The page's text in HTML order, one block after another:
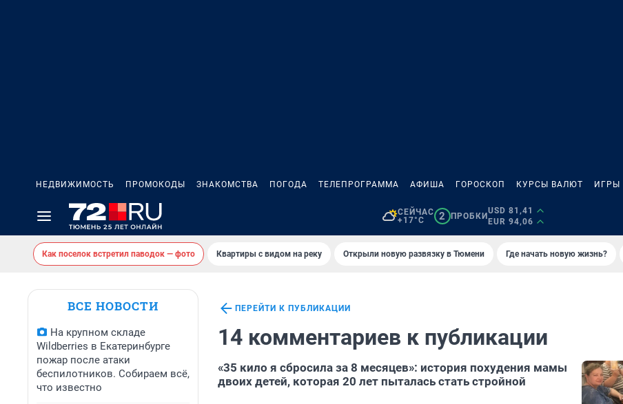
НЕДВИЖИМОСТЬ ПРОМОКОДЫ ЗНАКОМСТВА ПОГОДА ТЕЛЕПРОГРАММА АФИША ГОРОСКОП КУРСЫ ВАЛЮТ ИГРЫ
СЕЙЧАС
+17°C
2 ПРОБКИ
USD 81,41
EUR 94,06
Как поселок встретил паводок — фото Квартиры с видом на реку Открыли новую развязку в Тюмени Где начать новую жизнь?
ВСЕ НОВОСТИ
На крупном складе
Wildberries в Екатеринбурге
пожар после атаки
беспилотников. Собираем всё,
что известно
ПЕРЕЙТИ К ПУБЛИКАЦИИ
14 комментариев к публикации
«35 кило я сбросила за 8 месяцев»: история похудения мамы
двоих детей, которая 20 лет пыталась стать стройной